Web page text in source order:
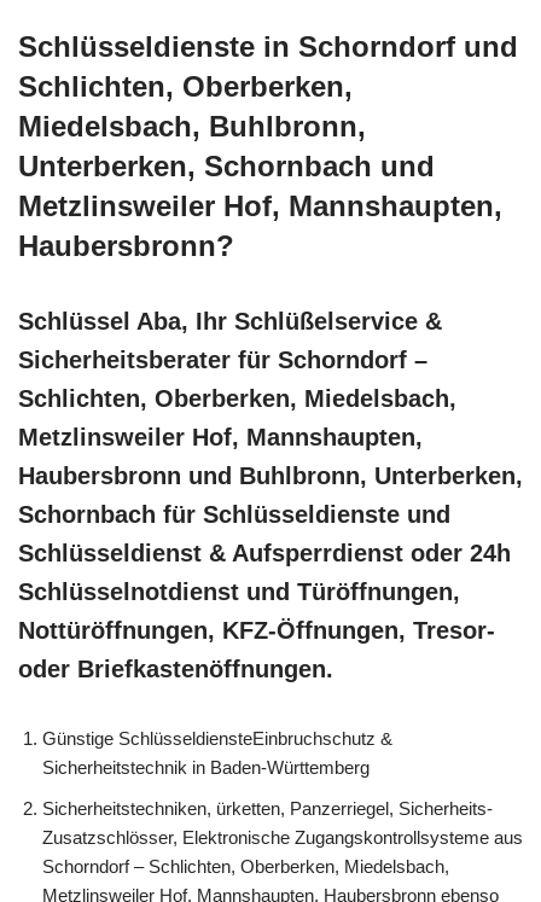
Schlüsseldienste in Schorndorf und
Schlichten, Oberberken,
Miedelsbach, Buhlbronn,
Unterberken, Schornbach und
Metzlinsweiler Hof, Mannshaupten,
Haubersbronn?
Schlüssel Aba, Ihr Schlüßelservice &
Sicherheitsberater für Schorndorf –
Schlichten, Oberberken, Miedelsbach,
Metzlinsweiler Hof, Mannshaupten,
Haubersbronn und Buhlbronn, Unterberken,
Schornbach für Schlüsseldienste und
Schlüsseldienst & Aufsperrdienst oder 24h
Schlüsselnotdienst und Türöffnungen,
Nottüröffnungen, KFZ-Öffnungen, Tresor-
oder Briefkastenöffnungen.
Günstige SchlüsseldiensteEinbruchschutz &
Sicherheitstechnik in Baden-Württemberg
Sicherheitstechniken, ürketten, Panzerriegel, Sicherheits-
Zusatzschlösser, Elektronische Zugangskontrollsysteme aus
Schorndorf – Schlichten, Oberberken, Miedelsbach,
Metzlinsweiler Hof, Mannshaupten, Haubersbronn ebenso